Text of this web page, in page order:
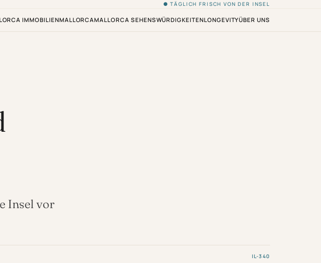
● TÄGLICH FRISCH VON DER INSEL
IMMOBILIENMALLORCAMALLORCA SEHENSWÜRDIGKEITENLONGEVITYÜBER UNS
Insel vor
IL-340